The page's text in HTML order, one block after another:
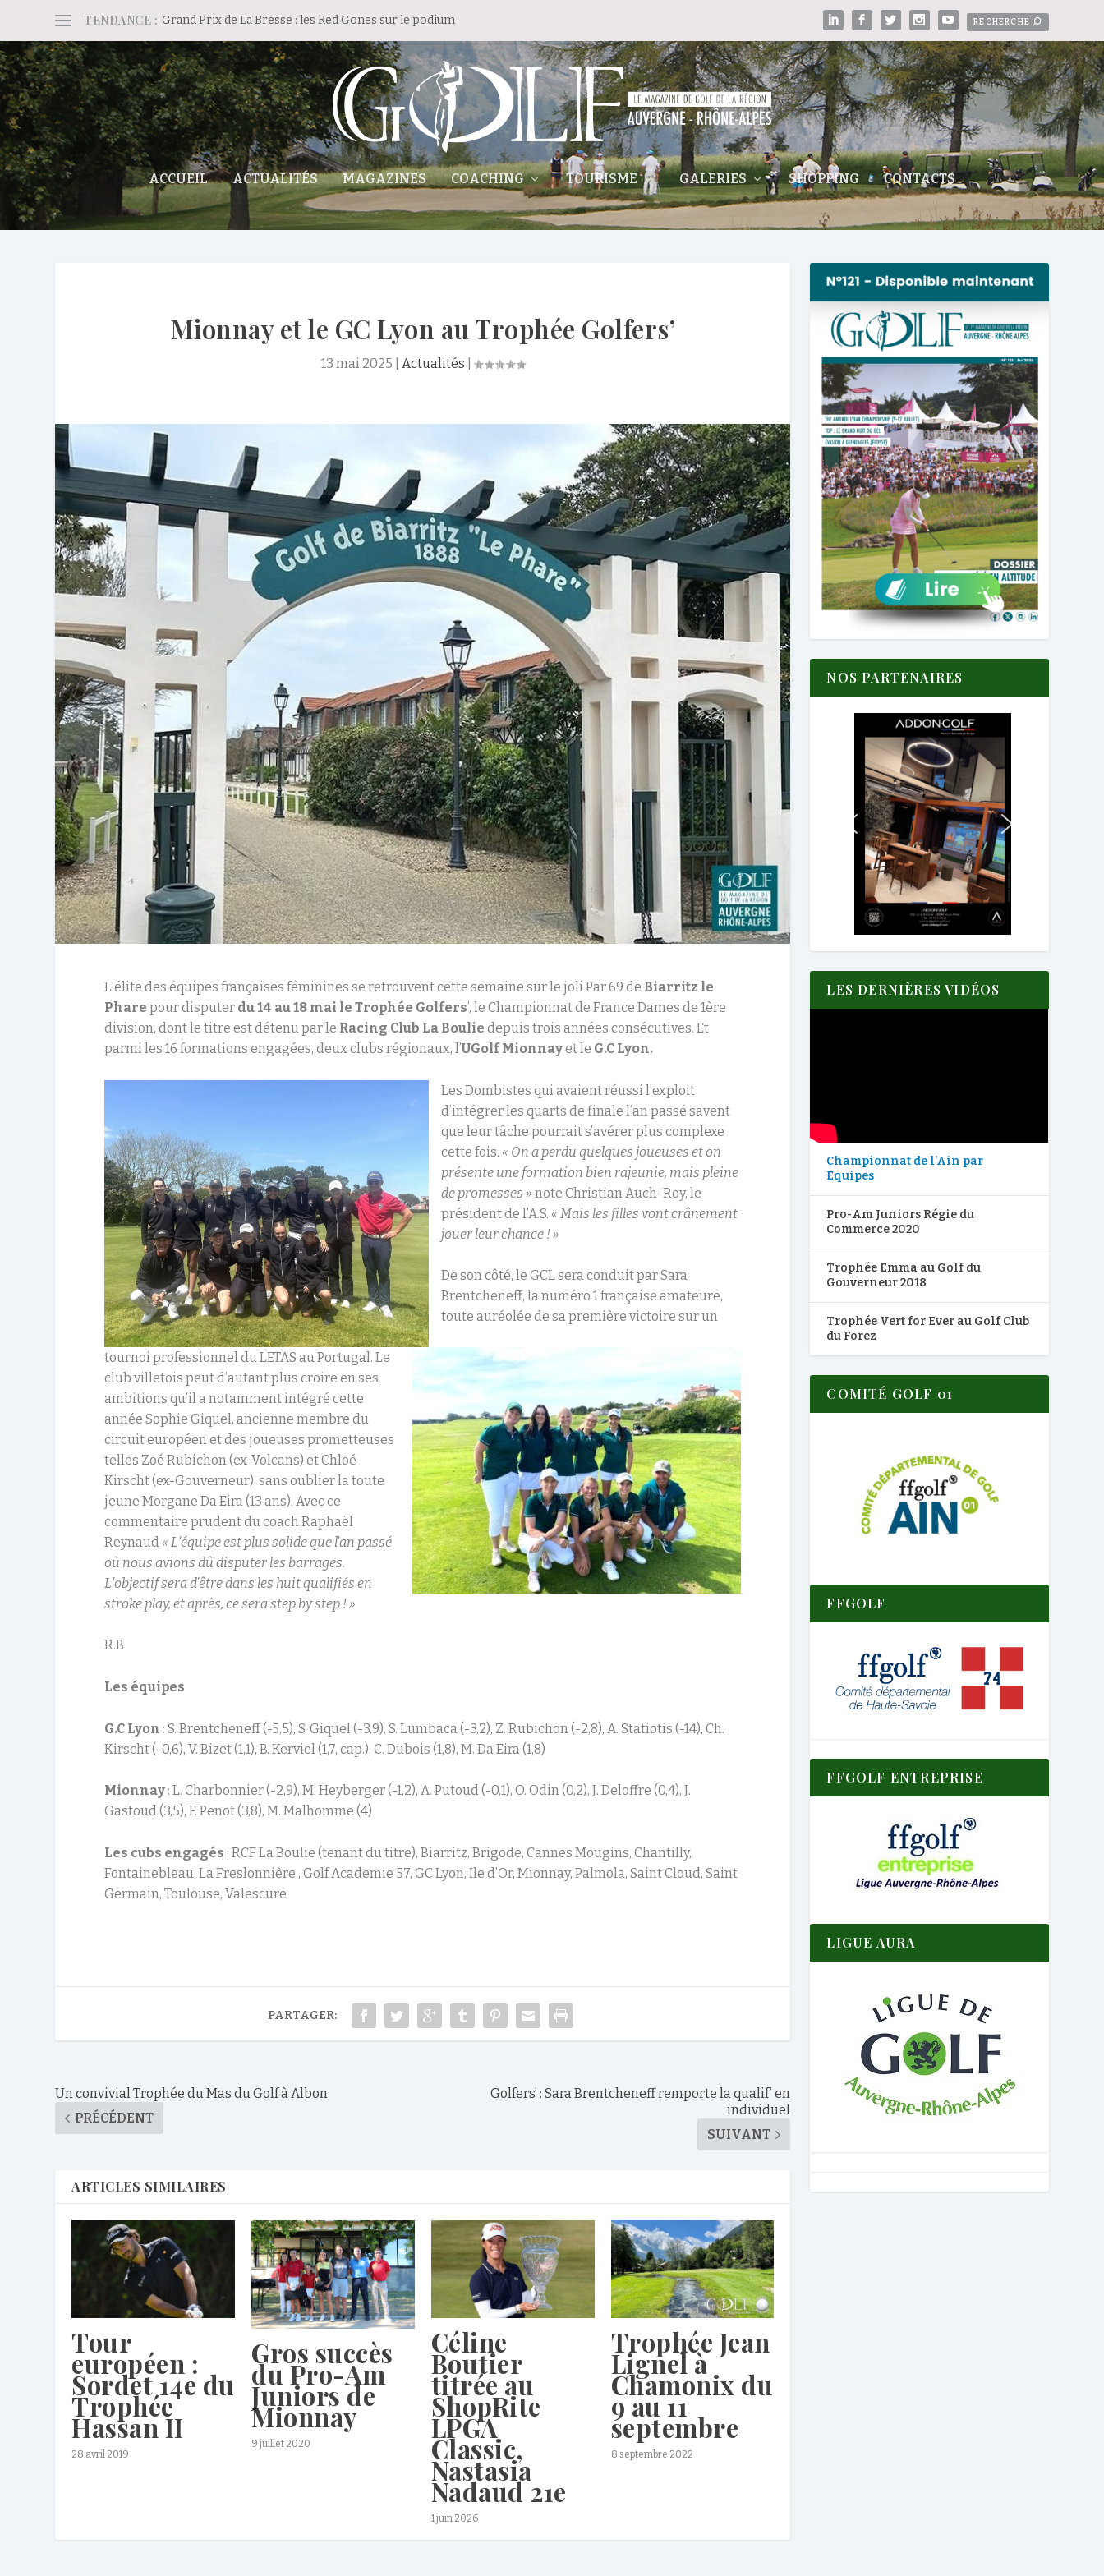
TENDANCE : Grand Prix de La Bresse : les Red Gones sur le podium
ACCUEIL ACTUALITÉS MAGAZINES COACHING TOURISME GALERIES SHOPPING CONTACTS
Mionnay et le GC Lyon au Trophée Golfers’
13 mai 2025 Actualités
L’élite des équipes françaises féminines se retrouvent cette semaine sur le joli Par 69 de Biarritz le
Phare pour disputer du 14 au 18 mai le Trophée Golfers’, le Championnat de France Dames de 1ère
division, dont le titre est détenu par le Racing Club La Boulie depuis trois années consécutives. Et
parmi les 16 formations engagées, deux clubs régionaux, l’UGolf Mionnayet le G.C Lyon.
Les Dombistes qui avaient réussi l’exploit
d’intégrer les quarts de finale l’an passé savent
que leur tâche pourrait s’avérer plus complexe
cette fois. « On a perdu quelques joueuses et on
présente une formation bien rajeunie, mais pleine
de promesses » note Christian Auch-Roy, le
président de l’A.S. « Mais les filles vont crânement
jouer leur chance ! »
De son côté, le GCL sera conduit par Sara
Brentcheneff, la numéro 1 française amateure,
toute auréolée de sa première victoire sur un
tournoi professionnel du LETAS au Portugal. Le
club villetois peut d’autant plus croire en ses
ambitions qu’il a notamment intégré cette
année Sophie Giquel, ancienne membre du
circuit européen et des joueuses prometteuses
telles Zoé Rubichon (ex-Volcans) et Chloé
Kirscht (ex-Gouverneur), sans oublier la toute
jeune Morgane Da Eira (13 ans). Avec ce
commentaire prudent du coach Raphaël
Reynaud « L’équipe est plus solide que l’an passé
où nous avions dû disputer les barrages.
L’objectif sera d’être dans les huit qualifiés en
stroke play, et après, ce sera step by step ! »
R.B
Les équipes
G.C Lyon : S. Brentcheneff (-5,5), S. Giquel (-3,9), S. Lumbaca (-3,2), Z. Rubichon (-2,8), A. Statiotis (-14), Ch.
Kirscht (-0,6), V. Bizet (1,1), B. Kerviel (1,7, cap.), C. Dubois (1,8), M. Da Eira (1,8)
Mionnay : L. Charbonnier (-2,9), M. Heyberger (-1,2), A. Putoud (-0,1), O. Odin (0,2), J. Deloffre (0,4), J.
Gastoud (3,5), F. Penot (3,8), M. Malhomme (4)
Les cubs engagés : RCF La Boulie (tenant du titre), Biarritz, Brigode, Cannes Mougins, Chantilly,
Fontainebleau, La Freslonnière , Golf Academie 57, GC Lyon, Ile d’Or, Mionnay, Palmola, Saint Cloud, Saint
Germain, Toulouse, Valescure
PARTAGER:
Un convivial Trophée du Mas du Golf à Albon
PRÉCÉDENT
Golfers’ : Sara Brentcheneff remporte la qualif’ en
individuel
SUIVANT
ARTICLES SIMILAIRES
Tour
européen :
Sordet 14e du
Trophée
Hassan II
28 avril 2019
Gros succès
du Pro-Am
Juniors de
Mionnay
9 juillet 2020
Céline
Boutier
titrée au
ShopRite
LPGA
Classic,
Nastasia
Nadaud 21e
1 juin 2026
Trophée Jean
Lignel à
Chamonix du
9 au 11
septembre
8 septembre 2022
NOS PARTENAIRES
LES DERNIÈRES VIDÉOS
Championnat de l’Ain par
Equipes
Pro-Am Juniors Régie du
Commerce 2020
Trophée Emma au Golf du
Gouverneur 2018
Trophée Vert for Ever au Golf Club
du Forez
COMITÉ GOLF 01
FFGOLF
FFGOLF ENTREPRISE
LIGUE AURA